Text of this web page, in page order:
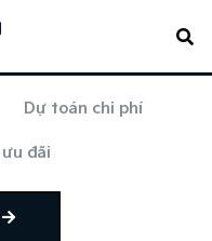
Dự toán chi phí
đãi